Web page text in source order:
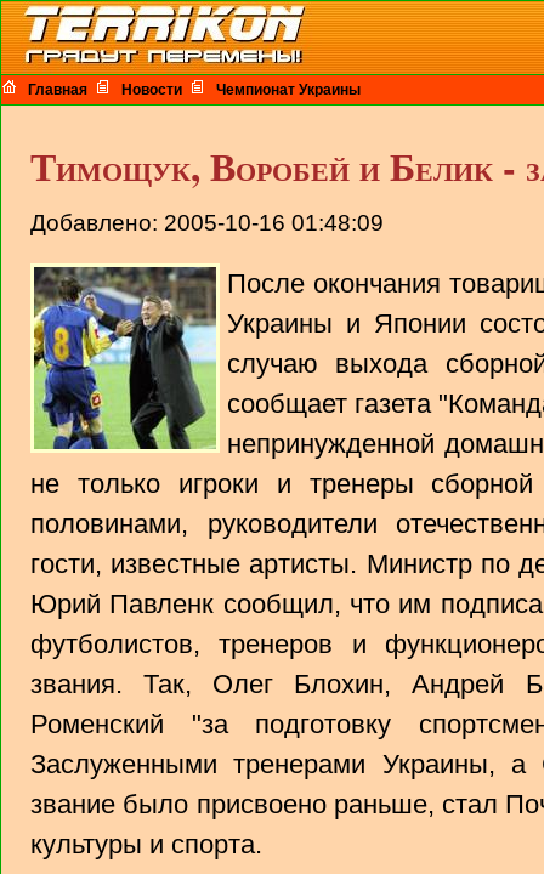
Главная Новости Чемпионат Украины
Тимощук, Воробей и Белик -
Добавлено: 2005-10-16 01:48:09
После окончания
Украины и Японии
случаю выхода
сообщает газета
непринужденной
не только игроки и тренеры
половинами, руководители
гости, известные артисты. Министр по
Юрий Павленк сообщил, что им
футболистов, тренеров и
звания. Так, Олег Блохин, Андрей
Роменский "за подготовку
Заслуженными тренерами Украины, а
звание было присвоено раньше, стал
культуры и спорта.